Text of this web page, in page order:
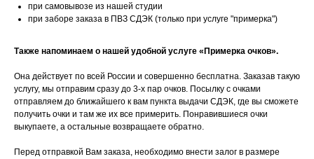
при самовывозе из нашей студии
при заборе заказа в ПВЗ СДЭК (только при услуге "примерка")
Также напоминаем о нашей удобной услуге «Примерка очков».
Она действует по всей России и совершенно бесплатна. Заказав такую
услугу, мы отправим сразу до 3-х пар очков. Посылку с очками
отправляем до ближайшего к вам пункта выдачи СДЭК, где вы сможете
получить очки и там же их все примерить. Понравившиеся очки
выкупаете, а остальные возвращаете обратно.
Перед отправкой Вам заказа, необходимо внести залог в размере